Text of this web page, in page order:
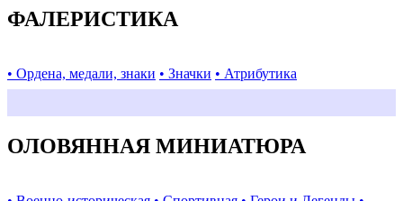
ФАЛЕРИСТИКА
• Ордена, медали, знаки • Значки • Атрибутика
ОЛОВЯННАЯ МИНИАТЮРА